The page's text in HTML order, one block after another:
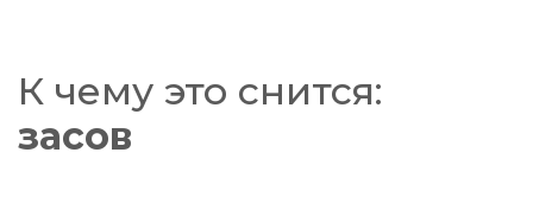
К чему это снится:
засов